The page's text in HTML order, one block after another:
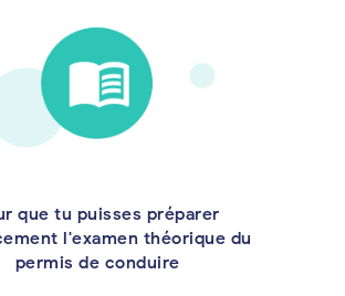
que tu puisses préparer
l'examen théorique du
permis de conduire